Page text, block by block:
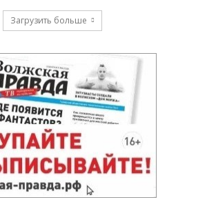
Загрузить больше